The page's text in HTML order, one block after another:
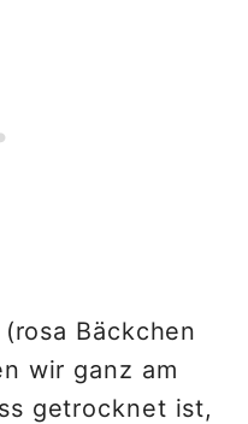
Bäckchen
wir ganz am
getrocknet ist,